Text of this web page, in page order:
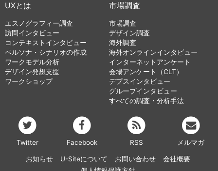
UXとは
エスノグラフィー調査
訪問インタビュー
コンテキストインタビュー
ペルソナ・シナリオの作成
ワークモデル分析
デザイン発想支援
ワークショップ
市場調査
市場調査
デザイン調査
海外調査
海外オンラインインタビュー
インターネットアンケート
会場アンケート（CLT）
デプスインタビュー
グループインタビュー
すべての調査・分析手法
Twitter Facebook RSS メルマガ
お知らせ U-Siteについて お問い合わせ
会社概要